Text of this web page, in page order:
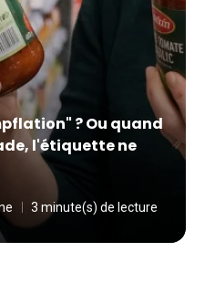
? Ou quand
l'étiquette ne
3 minute(s) de lecture